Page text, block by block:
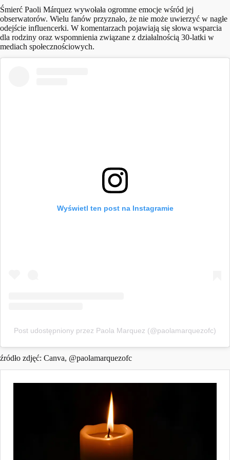
Śmierć Paoli Márquez wywołała ogromne emocje wśród jej
obserwatorów. Wielu fanów przyznało, że nie może uwierzyć w nagłe
odejście influencerki. W komentarzach pojawiają się słowa wsparcia
dla rodziny oraz wspomnienia związane z działalnością 30-latki w
mediach społecznościowych.
Wyświetl ten post na Instagramie
Post udostępniony przez Paola Marquez (@paolamarquezofc)
źródło zdjęć: Canva, @paolamarquezofc